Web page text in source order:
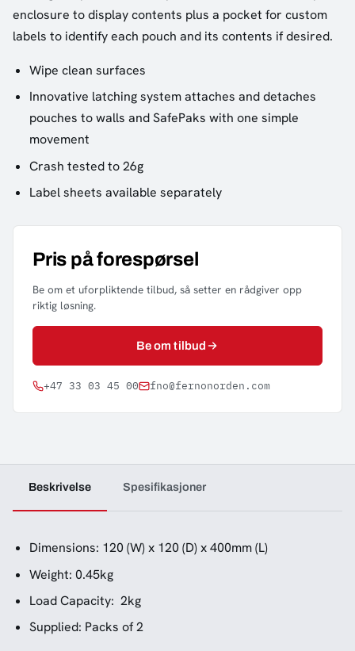
enclosure to display contents plus a pocket for custom
labels to identify each pouch and its contents if desired.
Wipe clean surfaces
Innovative latching system attaches and detaches
pouches to walls and SafePaks with one simple
movement
Crash tested to 26g
Label sheets available separately
Pris på forespørsel
Be om et uforpliktende tilbud, så setter en rådgiver opp
riktig løsning.
Be om tilbud
+47 33 03 45 00 fno@fernonorden.com
Beskrivelse Spesifikasjoner
Dimensions: 120 (W) x 120 (D) x 400mm (L)
Weight: 0.45kg
Load Capacity: 2kg
Supplied: Packs of 2